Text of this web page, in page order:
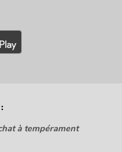
à tempérament